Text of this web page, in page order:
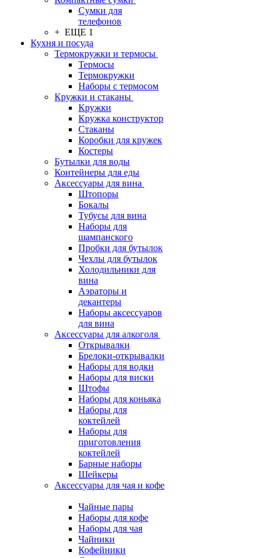
Сумки для
телефонов
+ ЕЩЕ 1
Кухня и посуда
Термокружки и термосы
Термосы
Термокружки
Наборы с термосом
Кружки и стаканы
Кружки
Кружка конструктор
Стаканы
Коробки для кружек
Костеры
Бутылки для воды
Контейнеры для еды
Аксессуары для вина
Штопоры
Бокалы
Тубусы для вина
Наборы для
шампанского
Пробки для бутылок
Чехлы для бутылок
Холодильники для
вина
Аэраторы и
декантеры
Наборы аксессуаров
для вина
Аксессуары для алкоголя
Открывалки
Брелоки-открывалки
Наборы для водки
Наборы для виски
Штофы
Наборы для коньяка
Наборы для
коктейлей
Наборы для
приготовления
коктейлей
Барные наборы
Шейкеры
Аксессуары для чая и кофе
Чайные пары
Наборы для кофе
Наборы для чая
Чайники
Кофейники